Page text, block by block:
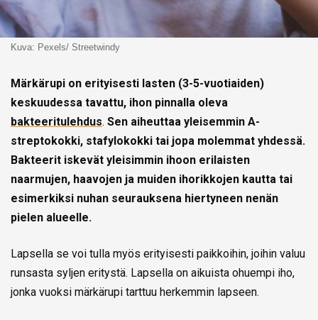
Kuva: Pexels/ Streetwindy
Märkärupi on erityisesti lasten (3-5-vuotiaiden)
keskuudessa tavattu, ihon pinnalla oleva
bakteeritulehdus. Sen aiheuttaa yleisemmin A-
streptokokki, stafylokokki tai jopa molemmat yhdessä.
Bakteerit iskevät yleisimmin ihoon erilaisten
naarmujen, haavojen ja muiden ihorikkojen kautta tai
esimerkiksi nuhan seurauksena hiertyneen nenän
pielen alueelle.
Lapsella se voi tulla myös erityisesti paikkoihin, joihin valuu
runsasta syljen eritystä. Lapsella on aikuista ohuempi iho,
jonka vuoksi märkärupi tarttuu herkemmin lapseen.